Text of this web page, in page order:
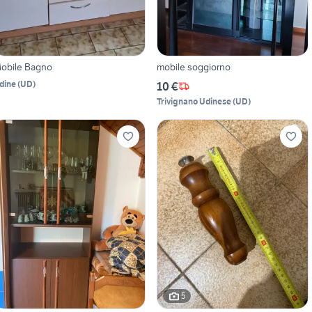
Bagno
(UD)
mobile soggiorno
10 €
Trivignano Udinese(UD)
5